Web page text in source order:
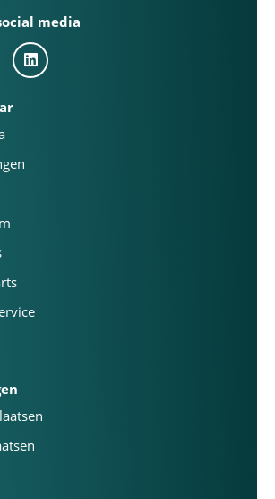
media